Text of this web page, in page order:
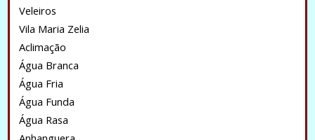
Veleiros
Vila Maria Zelia
Aclimação
Água Branca
Água Fria
Água Funda
Água Rasa